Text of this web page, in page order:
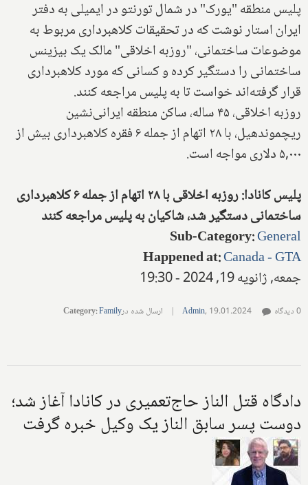
پلیس منطقه "یورک" در شمال تورنتو در ایمیلی به دفتر
ایران استار نوشت که در تحقیقات کلاهبرداری مربوط به
موضوعات ساختمانی، "روزبه اخلاقی" مالک یک بیزینس
ساختمانی را دستگیر کرده و کسانی که مورد کلاهبرداری
قرار گرفته‌اند خواست تا به پلیس مراجعه کنند.
روزبه اخلاقی، ۴۵ ساله، ساکن منطقه ایرانی‌نشین
ریچموندهیل، با ۲۸ اتهام از جمله ۶ فقره کلاهبرداری بیش از
۵,۰۰۰ دلاری مواجه است.
پلیس کانادا: روزبه اخلاقی با ۲۸ اتهام از جمله ۶ کلاهبرداری
ساختمانی دستگیر شد، شاکیان به پلیس مراجعه کنند
Sub-Category:General
Happened at:Canada - GTA
جمعه, ژانویه 19, 2024 - 19:30
Admin, 19.01.2024
| ارسال شده در Category:Family 0 دیدگاه
دادگاه قتل الناز حاج‌تعمیری در کانادا آغاز شد؛
دوست پسر سابق الناز یک وکیل خبره گرفت